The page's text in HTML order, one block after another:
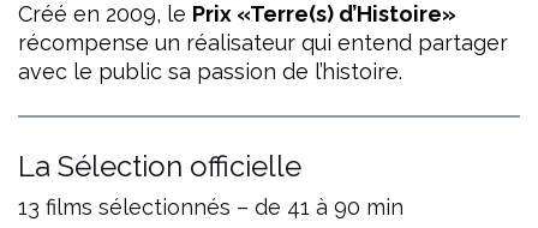
Créé en 2009, le Prix «Terre(s) d’Histoire»
récompense un réalisateur qui entend partager
avec le public sa passion de l’histoire.
La Sélection officielle
13 films sélectionnés – de 41 à 90 min